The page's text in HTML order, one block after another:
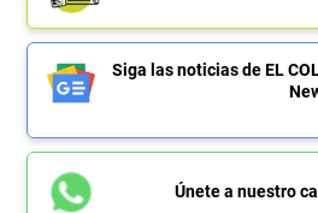
Siga las noticias de EL
Únete a nuestro